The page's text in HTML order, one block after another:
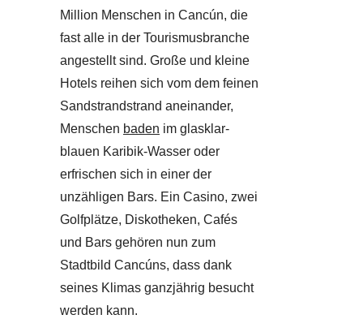
Million Menschen in Cancún, die
fast alle in der Tourismusbranche
angestellt sind. Große und kleine
Hotels reihen sich vom dem feinen
Sandstrandstrand aneinander,
Menschen baden im glasklar-
blauen Karibik-Wasser oder
erfrischen sich in einer der
unzähligen Bars. Ein Casino, zwei
Golfplätze, Diskotheken, Cafés
und Bars gehören nun zum
Stadtbild Cancúns, dass dank
seines Klimas ganzjährig besucht
werden kann.